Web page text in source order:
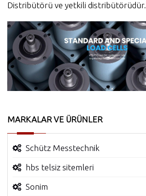
Distribütörü ve yetkili distribütörüdür.
MARKALAR VE ÜRÜNLER
Schütz Messtechnik
hbs telsiz sitemleri
Sonim